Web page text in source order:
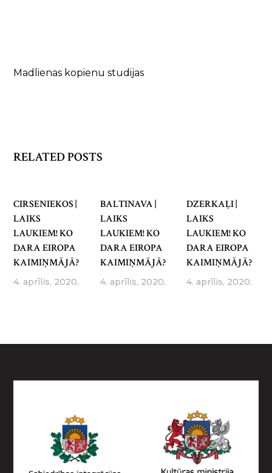
Madlienas kopienu studijas
RELATED POSTS
CIRSENIEKOS |
LAIKS
LAUKIEM! KO
DARA EIROPA
KAIMIŅMĀJĀ?
4. aprīlis, 2020.
BALTINAVA |
LAIKS
LAUKIEM! KO
DARA EIROPA
KAIMIŅMĀJĀ?
4. aprīlis, 2020.
DZERKAĻI |
LAIKS
LAUKIEM! KO
DARA EIROPA
KAIMIŅMĀJĀ?
4. aprīlis, 2020.